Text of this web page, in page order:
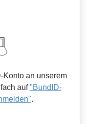
Konto an unserem
auf"BundID-
.